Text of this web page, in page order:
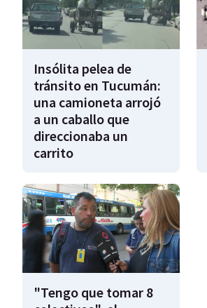
Insólita pelea de
tránsito en Tucumán:
una camioneta arrojó
a un caballo que
direccionaba un
carrito
"Tengo que tomar 8